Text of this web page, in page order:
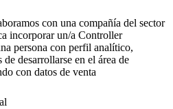
con una compañía del sector
incorporar un/a Controller
persona con perfil analítico,
desarrollarse en el área de
con datos de venta